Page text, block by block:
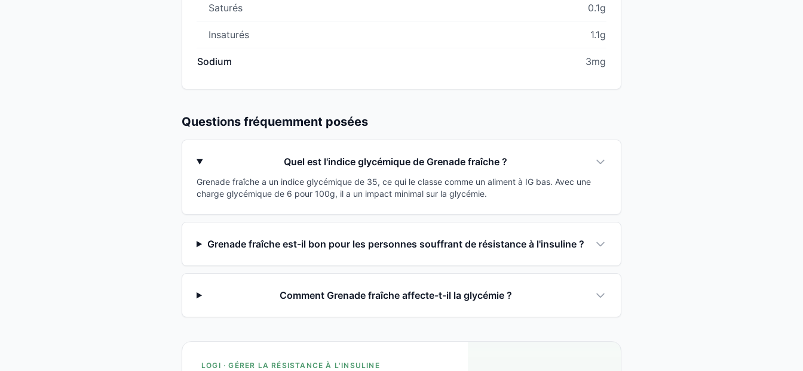
Saturés 0.1g
Insaturés 1.1g
Sodium 3mg
Questions fréquemment posées
Quel est l'indice glycémique de Grenade fraîche ?
Grenade fraîche a un indice glycémique de 35, ce qui le classe comme un aliment à IG bas. Avec une
charge glycémique de 6 pour 100g, il a un impact minimal sur la glycémie.
Grenade fraîche est-il bon pour les personnes souffrant de résistance à l'insuline ?
Comment Grenade fraîche affecte-t-il la glycémie ?
LOGI · GÉRER LA RÉSISTANCE À L'INSULINE